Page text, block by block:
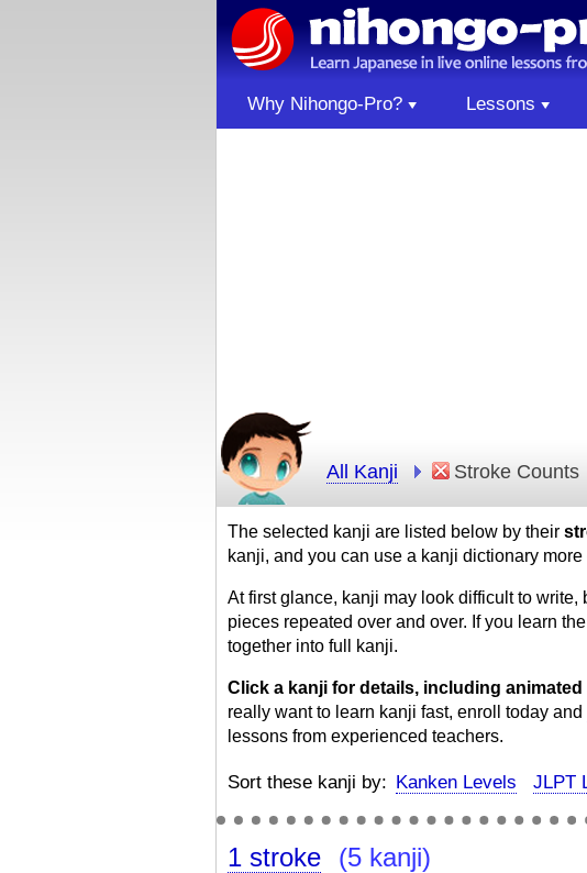
Why Nihongo-Pro? Lessons
All Kanji Stroke Counts
The selected kanji are listed below by their
kanji, and you can use a kanji dictionary more
At first glance, kanji may look difficult to write,
pieces repeated over and over. If you learn
together into full kanji.
Click a kanji for details, including
really want to learn kanji fast, enroll today and
lessons from experienced teachers.
Sort these kanji by: Kanken Levels JLPT
1 stroke (5 kanji)